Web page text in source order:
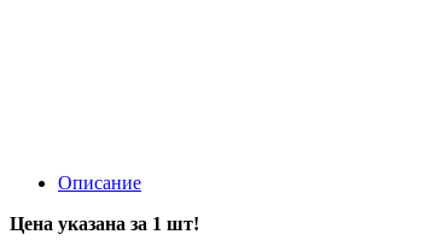
Описание
Цена указана за 1 шт!